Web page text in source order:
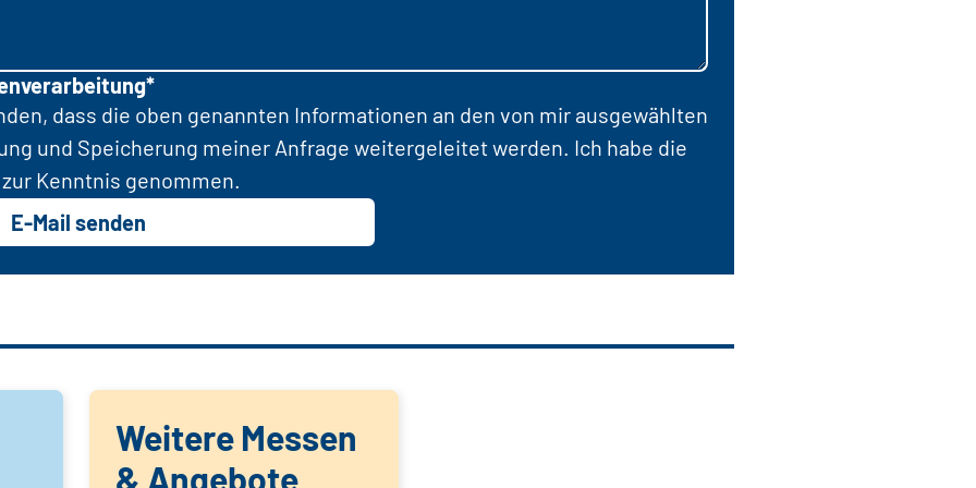
dass die oben genannten Informationen an den von mir ausgewählten
und Speicherung meiner Anfrage weitergeleitet werden. Ich habe die
Kenntnis genommen.
E-Mail senden
Weitere Messen
& Angebote